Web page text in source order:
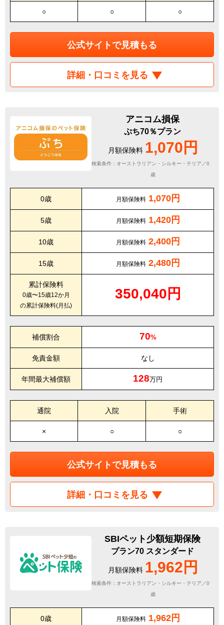
○ ○ ○
公式サイトで見積もる
詳細・口コミを見る
アニコム損保
ぷち70％プラン
月額保険料 1,070円
検索条件：オーストラリアン・シルキー・テリア／0
歳
0歳 月額保険料 1,070円
5歳 月額保険料 1,420円
10歳 月額保険料 2,400円
15歳 月額保険料 2,480円
累計保険料
0歳〜15歳12か月
の累計保険料(月払)
350,040円
補償割合 70%
免責金額 なし
年間最大補償額 128万円
通院 入院 手術
× ○ ○
公式サイトで見積もる
詳細・口コミを見る
SBIペット少額短期保険
プラン70 スタンダード
月額保険料 1,962円
検索条件：オーストラリアン・シルキー・テリア／0
歳
0歳 月額保険料 1,962円